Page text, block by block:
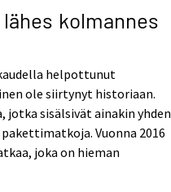
kolmannes
helpottunut
ole siirtynyt historiaan.
jotka sisälsivät ainakin yhden
Vuonna 2016
joka on hieman